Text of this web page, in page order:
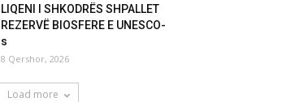
LIQENI I SHKODRËS SHPALLET
REZERVË BIOSFERE E UNESCO-
s
8 Qershor, 2026
Load more